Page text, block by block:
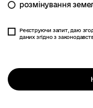
розмінування
Реєструючи запит, даю
даних згідно з